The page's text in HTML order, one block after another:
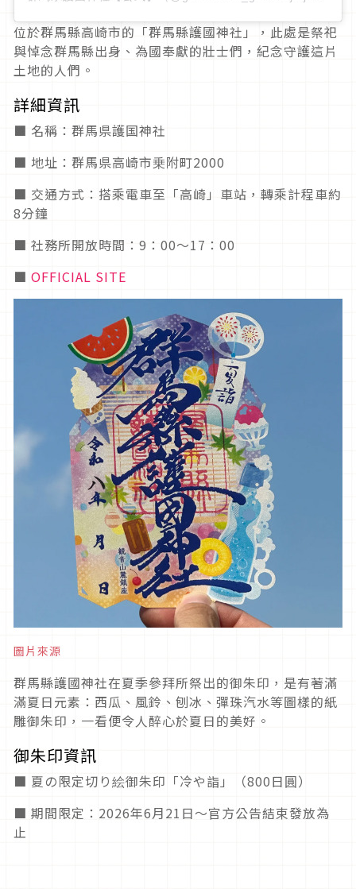
位於群馬縣高崎市的「群馬縣護國神社」，此處是祭祀
與悼念群馬縣出身、為國奉獻的壯士們，紀念守護這片
土地的人們。
詳細資訊
■ 名稱：群馬県護国神社
■ 地址：群馬県高崎市乗附町2000
■ 交通方式：搭乘電車至「高崎」車站，轉乘計程車約
8分鐘
■ 社務所開放時間：9：00～17：00
■ OFFICIAL SITE
圖片來源
群馬縣護國神社在夏季參拜所祭出的御朱印，是有著滿
滿夏日元素：西瓜、風鈴、刨冰、彈珠汽水等圖樣的紙
雕御朱印，一看便令人醉心於夏日的美好。
御朱印資訊
■ 夏の限定切り絵御朱印「冷や詣」（800日圓）
■ 期間限定：2026年6月21日～官方公告結束發放為
止